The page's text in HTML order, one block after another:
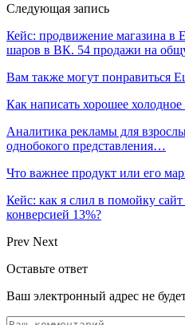
Следующая запись
Кейс: продвижение магазина в
шаров в ВК. 54 продажи на
Вам также могут понравиться
Как написать хорошее
Аналитика рекламы для
однобокого представления…
Что важнее продукт или его
Кейс: как я слил в помойку
конверсией 13%?
Prev Next
Оставьте ответ
Ваш электронный адрес не